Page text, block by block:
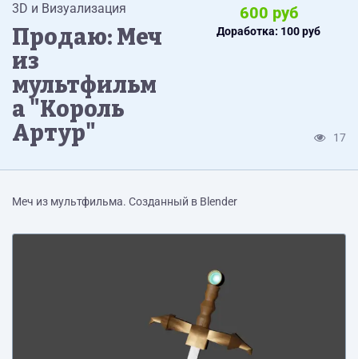
3D и Визуализация
Продаю: Меч
из
мультфильм
а "Король
Артур"
600 руб
Доработка: 100 руб
17
Меч из мультфильма. Созданный в Blender